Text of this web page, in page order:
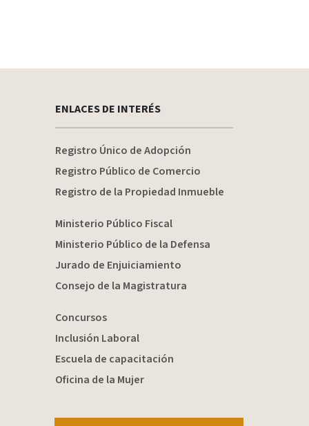
ENLACES DE INTERÉS
Registro Único de Adopción
Registro Público de Comercio
Registro de la Propiedad Inmueble
Ministerio Público Fiscal
Ministerio Público de la Defensa
Jurado de Enjuiciamiento
Consejo de la Magistratura
Concursos
Inclusión Laboral
Escuela de capacitación
Oficina de la Mujer